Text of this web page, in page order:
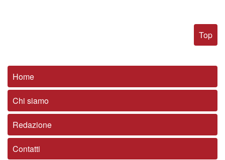
Top
Home
Chi siamo
Redazione
Contatti